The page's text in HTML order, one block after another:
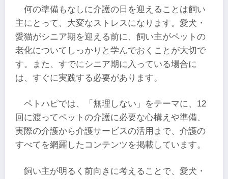
何の準備もなしに介護の日を迎えることは飼い
主にとって、大変なストレスになります。愛犬・
愛猫がシニア期を迎える前に、飼い主がペットの
老化についてしっかりと学んでおくことが大切で
す。また、すでにシニア期に入っている場合に
は、すぐに実践する必要があります。
ペトハピでは、「無理しない」をテーマに、12
回に渡ってペットの介護に必要な心構えや準備、
実際の介護から介護サービスの活用まで、介護の
すべてを網羅したコンテンツを掲載しています。
飼い主が明るく前向きに考えることで、愛犬・